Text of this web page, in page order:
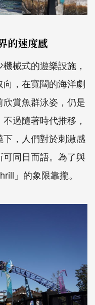
的速度感
械式的遊樂設施，
，在寬闊的海洋劇
賞魚群泳姿，仍是
過隨著時代推移，
，人們對於刺激感
同日而語。為了與
」的象限靠攏。